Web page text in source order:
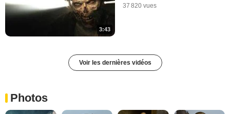
3:43
37 820 vues
Voir les dernières vidéos
Photos